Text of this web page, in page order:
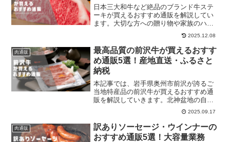
日本三大和牛など絶品のブランド牛ステ
ーキが買えるおすすめ通販を解説してい
ます。大切な方への贈り物や家族のハレ
ノヒなどにお取り寄せてみんなで楽しみ
2025.12.08
肉通販
最高品質の前沢牛が買えるおすす
め通販5選！産地直送・ふるさと
納税
本記事では、岩手県奥州市前沢が誇るご
当地特産品の前沢牛が買えるおすすめ通
販を解説していきます。北神盆地の自然
豊かな飼育環境と生産者の熱意と愛情で
健やかに育った前沢牛は、味の芸術品と
評されるほどの柔らかい肉質とほんのり
甘みを感じる霜降り、滑ら...
2025.09.17
肉通販
訳ありソーセージ・ウインナーの
おすすめ通販5選！大容量業務